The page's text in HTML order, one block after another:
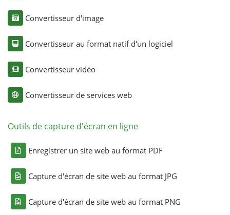
Convertisseur d'image
Convertisseur au format natif d'un logiciel
Convertisseur vidéo
Convertisseur de services web
Outils de capture d'écran en ligne
Enregistrer un site web au format PDF
Capture d'écran de site web au format JPG
Capture d'écran de site web au format PNG